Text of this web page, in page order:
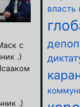
с
.)
.)
власть